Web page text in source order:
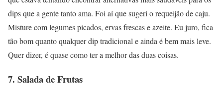
dips que a gente tanto ama. Foi aí que sugeri o requeijão de caju.
Misture com legumes picados, ervas frescas e azeite. Eu juro, fica
tão bom quanto qualquer dip tradicional e ainda é bem mais leve.
Quer dizer, é quase como ter a melhor das duas coisas.
7. Salada de Frutas